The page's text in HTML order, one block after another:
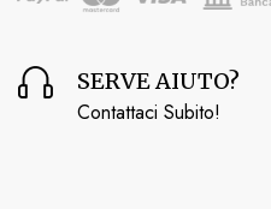
SERVE AIUTO?
Contattaci Subito!